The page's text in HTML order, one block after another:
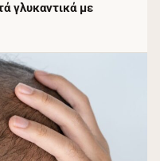
γλυκαντικά με